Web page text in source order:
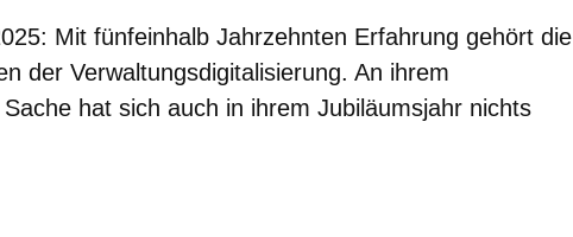
Mit fünfeinhalb Jahrzehnten Erfahrung gehört die
der Verwaltungsdigitalisierung. An ihrem
hat sich auch in ihrem Jubiläumsjahr nichts